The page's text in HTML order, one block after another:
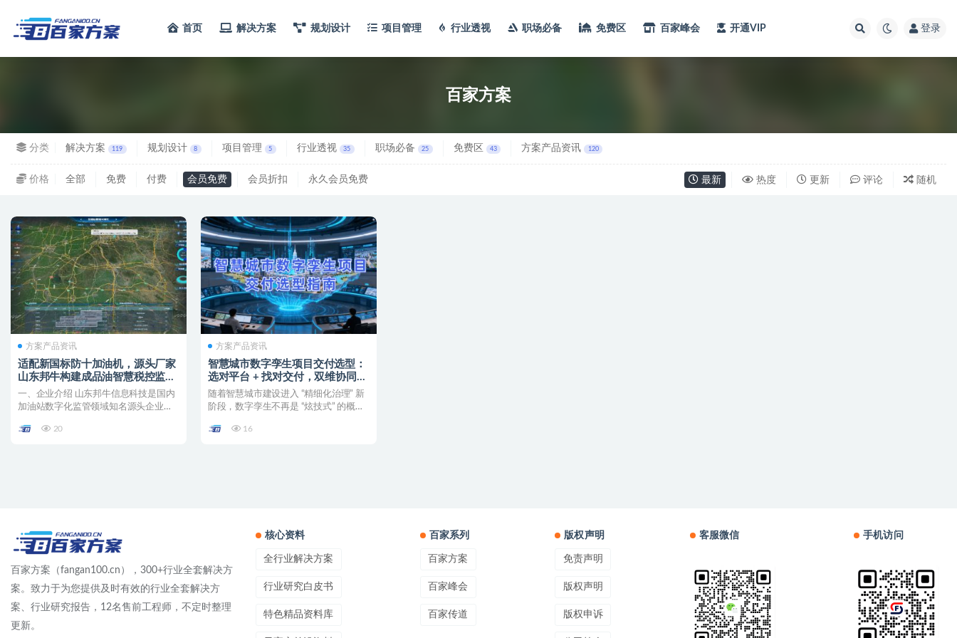
首页 解决方案 规划设计 项目管理 行业透视 职场必备 免费区 百家峰会 开通VIP 登录
百家方案
分类 解决方案 119 规划设计 8 项目管理 5 行业透视 35 职场必备 25 免费区 43 方案产品资讯 120
价格 全部 免费 付费 会员免费 会员折扣 永久会员免费 最新 热度 更新 评论 随机
方案产品资讯
适配新国标防十加油机，源头厂家
山东邦牛构建成品油智慧税控监管
新范式
一、企业介绍 山东邦牛信息科技是国内
加油站数字化监管领域知名源头企业，
20
方案产品资讯
智慧城市数字孪生项目交付选型：
选对平台 + 找对交付，双维协同破
局落地难题
随着智慧城市建设进入 “精细化治理” 新
阶段，数字孪生不再是 “炫技式” 的概念
16
百家方案（fangan100.cn），300+行业全套解决方
案。致力于为您提供及时有效的行业全套解决方
案、行业研究报告，12名售前工程师，不定时整理
更新。
核心资料
全行业解决方案
行业研究白皮书
特色精品资料库
百家系列
百家方案
百家峰会
百家传道
版权声明
免责声明
版权声明
版权申诉
客服微信 手机访问